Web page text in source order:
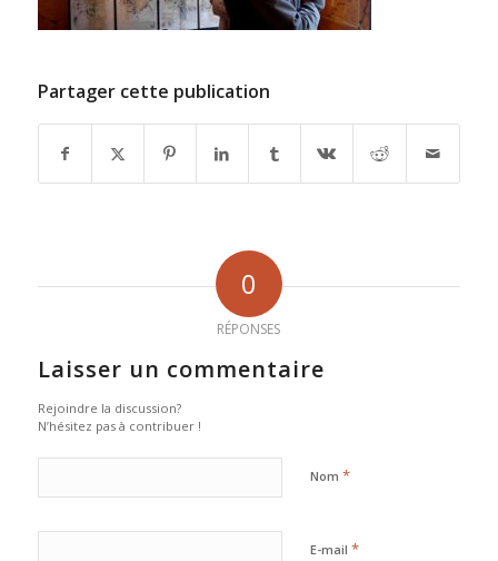
Partager cette publication
0
RÉPONSES
Laisser un commentaire
Rejoindre la discussion?
N’hésitez pas à contribuer !
Nom *
E-mail *